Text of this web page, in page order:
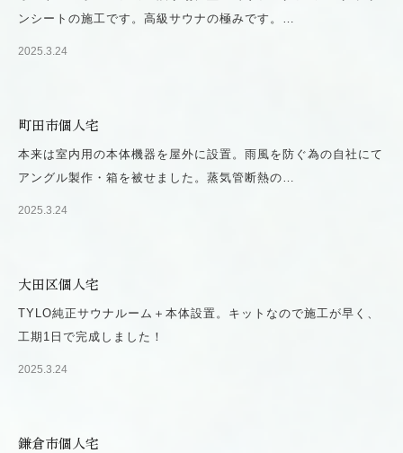
ンシートの施工です。高級サウナの極みです。…
2025.3.24
町田市個人宅
本来は室内用の本体機器を屋外に設置。雨風を防ぐ為の自社にて
アングル製作・箱を被せました。蒸気管断熱の…
2025.3.24
大田区個人宅
TYLO純正サウナルーム＋本体設置。キットなので施工が早く、
工期1日で完成しました！
2025.3.24
鎌倉市個人宅